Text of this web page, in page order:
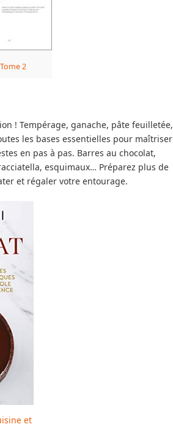
2
! Tempérage, ganache, pâte feuilletée,
les bases essentielles pour maîtriser
en pas à pas. Barres au chocolat,
esquimaux… Préparez plus de
et régaler votre entourage.
et